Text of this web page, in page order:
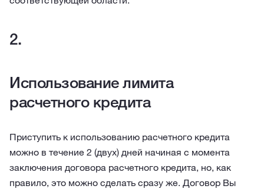
Использование лимита
расчетного кредита
Приступить к использованию расчетного кредита
можно в течение 2 (двух) дней начиная с момента
заключения договора расчетного кредита, но, как
правило, это можно сделать сразу же. Договор Вы